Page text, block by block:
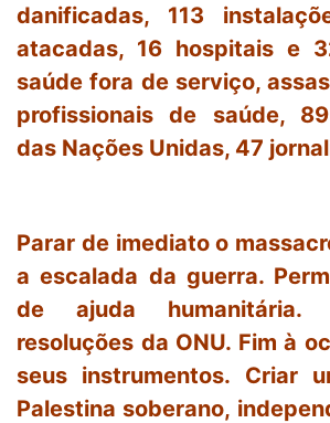
danificadas, 113
atacadas, 16 hospitais e
saúde fora de serviço,
profissionais de saúde,
das Nações Unidas, 47
Parar de imediato o
a escalada da guerra.
de ajuda humanitária.
resoluções da ONU. Fim à
seus instrumentos. Criar
Palestina soberano,